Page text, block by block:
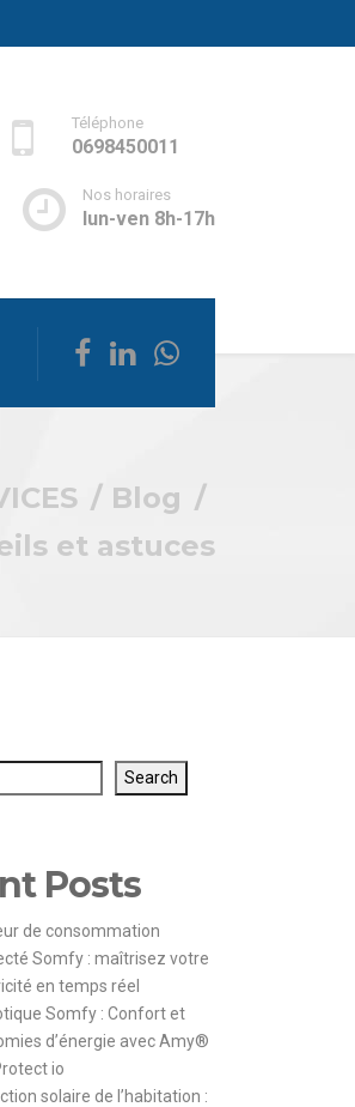
Téléphone
0698450011
Nos horaires
lun-ven 8h-17h
Blog
et astuces
Search
Posts
de consommation
Somfy : maîtrisez votre
en temps réel
Somfy : Confort et
d’énergie avec Amy®
io
solaire de l’habitation :